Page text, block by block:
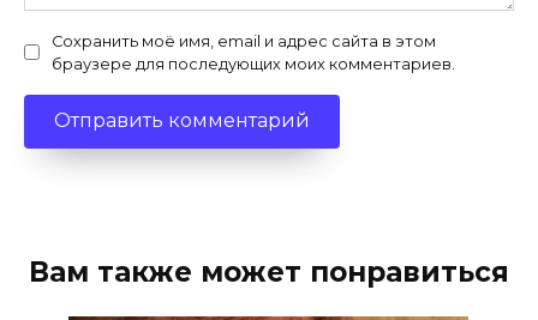
Сохранить моё имя, email и адрес сайта в этом
браузере для последующих моих комментариев.
Вам также может понравиться